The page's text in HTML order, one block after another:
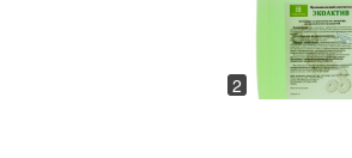
2